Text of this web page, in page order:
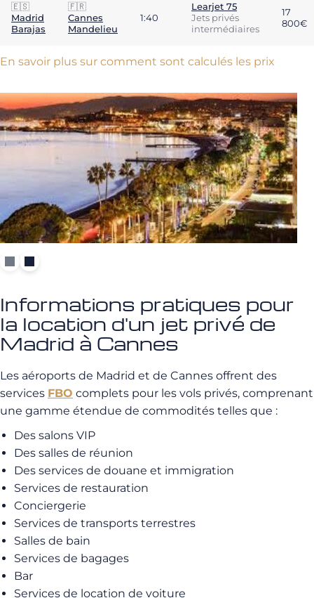
🇪🇸
Madrid
Barajas
🇫🇷
Cannes
Mandelieu
1:40
Learjet 75
Jets privés
intermédiaires
17
800€
En savoir plus sur comment sont calculés les prix
Informations pratiques pour
la location d'un jet privé de
Madrid à Cannes
Les aéroports de Madrid et de Cannes offrent des
services FBO complets pour les vols privés, comprenant
une gamme étendue de commodités telles que :
Des salons VIP
Des salles de réunion
Des services de douane et immigration
Services de restauration
Conciergerie
Services de transports terrestres
Salles de bain
Services de bagages
Bar
Services de location de voiture